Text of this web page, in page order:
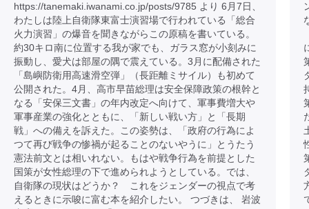
https://tanemaki.iwanami.co.jp/posts/9785 より 6月7日、
わたしは陸上自衛隊東富士演習場で行われている「総合
火力演習」の爆音を聞きながらこの原稿を書いている。
約30キロ南に位置する我が家でも、ガラス窓が小刻みに
振動し、愛犬は部屋の隅で震えている。3月に配備された
「島嶼防衛用高速滑空弾」（長距離ミサイル）も初めて
公開された。4月、高市早苗総理は安全保障政策の根幹と
なる「安保三文書」の年内改定へ向けて、軍事費増大や
軍事産業の強化とともに、「新しい戦い方」と「長期
戦」への備えを訴えた。この姿勢は、「政府の行為によ
つて再び戦争の惨禍が起ることのないやうに」とうたう
憲法前文とは相いれない。もはや戦争行為を前提とした
国策が女性総理の下で進められようとしている。では、
自衛隊の現状はどうか？ これをジェンダーの視点で考
えるときに示唆に富む本を紹介したい。 つづきは、 岩波